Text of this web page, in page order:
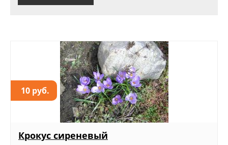
10 руб.
Крокус сиреневый